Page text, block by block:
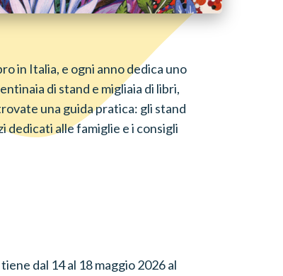
in Italia, e ogni anno dedica uno
di stand e migliaia di libri,
una guida pratica: gli stand
dedicati alle famiglie e i consigli
dal 14 al 18 maggio 2026 al